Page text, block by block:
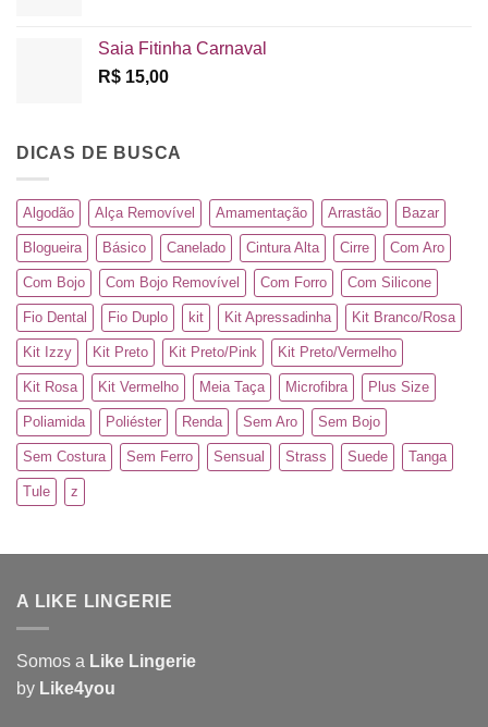
Saia Fitinha Carnaval
R$ 15,00
DICAS DE BUSCA
Algodão Alça Removível Amamentação Arrastão Bazar
Blogueira Básico Canelado Cintura Alta Cirre Com Aro
Com Bojo Com Bojo Removível Com Forro Com Silicone
Fio Dental Fio Duplo kit Kit Apressadinha Kit Branco/Rosa
Kit Izzy Kit Preto Kit Preto/Pink Kit Preto/Vermelho
Kit Rosa Kit Vermelho Meia Taça Microfibra Plus Size
Poliamida Poliéster Renda Sem Aro Sem Bojo
Sem Costura Sem Ferro Sensual Strass Suede Tanga
Tule z
A LIKE LINGERIE
Somos a Like Lingerie
by Like4you